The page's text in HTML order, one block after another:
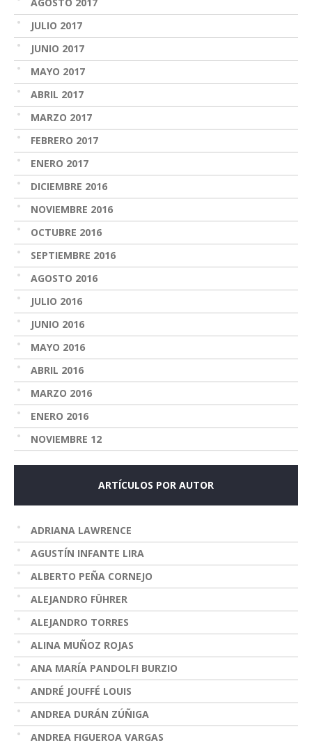
AGOSTO 2017
JULIO 2017
JUNIO 2017
MAYO 2017
ABRIL 2017
MARZO 2017
FEBRERO 2017
ENERO 2017
DICIEMBRE 2016
NOVIEMBRE 2016
OCTUBRE 2016
SEPTIEMBRE 2016
AGOSTO 2016
JULIO 2016
JUNIO 2016
MAYO 2016
ABRIL 2016
MARZO 2016
ENERO 2016
NOVIEMBRE 12
ARTÍCULOS POR AUTOR
ADRIANA LAWRENCE
AGUSTÍN INFANTE LIRA
ALBERTO PEÑA CORNEJO
ALEJANDRO FÜHRER
ALEJANDRO TORRES
ALINA MUÑOZ ROJAS
ANA MARÍA PANDOLFI BURZIO
ANDRÉ JOUFFÉ LOUIS
ANDREA DURÁN ZÚÑIGA
ANDREA FIGUEROA VARGAS